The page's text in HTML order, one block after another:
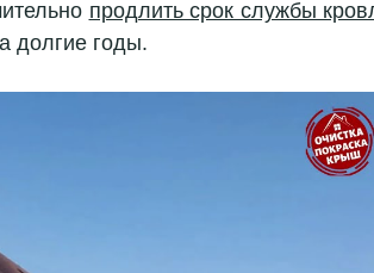
долгие годы.